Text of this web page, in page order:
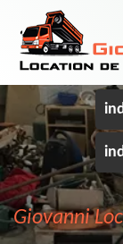
Giovanni